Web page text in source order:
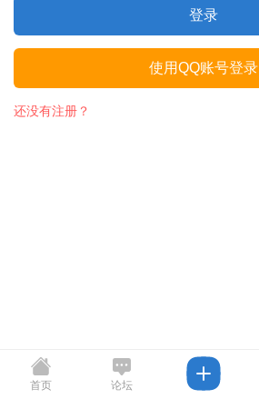
登录
使用QQ账号登录
还没有注册？
首页 论坛